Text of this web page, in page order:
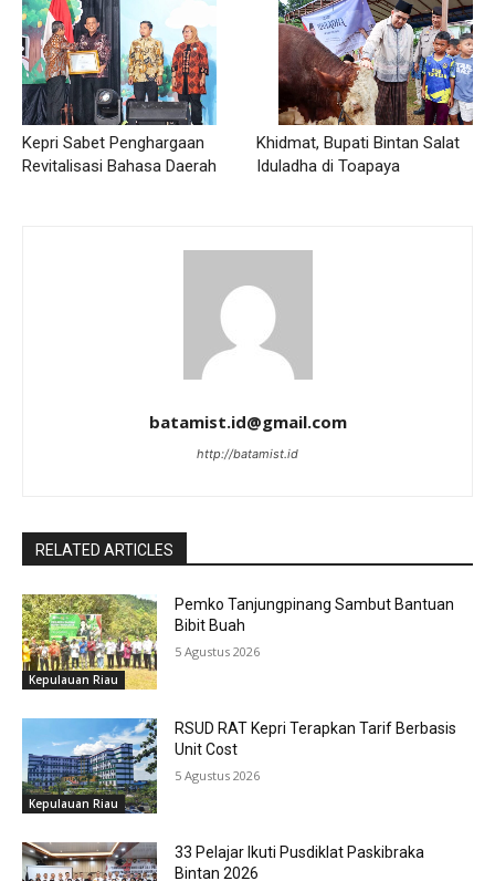
Kepri Sabet Penghargaan
Revitalisasi Bahasa Daerah
Khidmat, Bupati Bintan Salat
Iduladha di Toapaya
batamist.id@gmail.com
http://batamist.id
RELATED ARTICLES
Kepulauan Riau
Pemko Tanjungpinang Sambut Bantuan
Bibit Buah
5 Agustus 2026
Kepulauan Riau
RSUD RAT Kepri Terapkan Tarif Berbasis
Unit Cost
5 Agustus 2026
33 Pelajar Ikuti Pusdiklat Paskibraka
Bintan 2026